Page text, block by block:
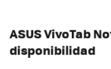
ASUS VivoTab
disponibilidad